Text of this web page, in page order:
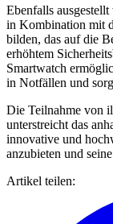
Ebenfalls
in Kombination mit
bilden, das auf die
erhöhtem
Smartwatch
in Notfällen und
Die Teilnahme von
unterstreicht das
innovative und
anzubieten und
Artikel teilen: